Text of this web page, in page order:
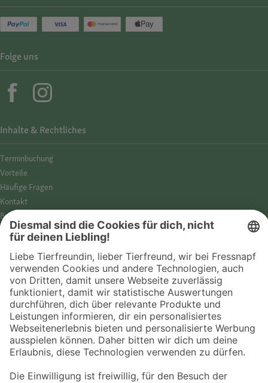
Inhalte & Rechtliches
Termin­buchung
Vorteile
Häufige Fragen
Kontakt
Barrierefreiheit
Impressum
Datenschutz­hinweise
Cookies
AGB
Entdecke Fressnapf
Tierversicherung
GPS-Tracker
Fressnapf Salon
Online-Shop
Folge uns